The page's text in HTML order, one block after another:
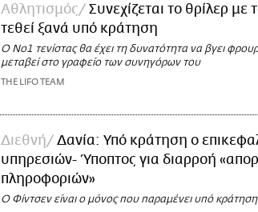
Αθλητισμός
Συνεχίζεται το θρίλερ με
τεθεί ξανά υπό κράτηση
Ο Νο1 τενίστας θα έχει τη δυνατότητα να βγει
μεταβεί στο γραφείο των συνηγόρων του
THE LIFO TEAM
Διεθνή
Δανία: Υπό κράτηση ο
υπηρεσιών- Ύποπτος για διαρροή
πληροφοριών»
Ο Φίντσεν είναι ο μόνος που παραμένει υπό